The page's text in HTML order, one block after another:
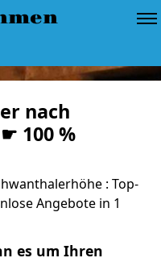
nach
100 %
: Top-
Angebote in 1
es um Ihren